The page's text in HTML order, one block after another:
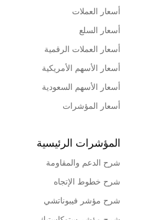
أسعار العملات
أسعار السلع
أسعار العملات الرقمية
أسعار الأسهم الأمريكية
أسعار الأسهم السعودية
أسعار المؤشرات
المؤشرات الرئيسية
شرح الدعم والمقاومة
شرح خطوط الإتجاه
شرح مؤشر فيبوناتشي